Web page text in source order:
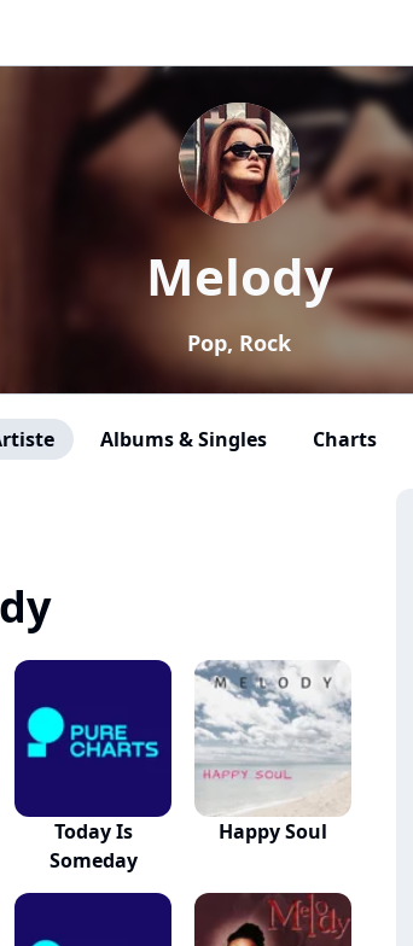
Melody
Pop, Rock
Albums & Singles Charts
Today Is
Someday
Happy Soul